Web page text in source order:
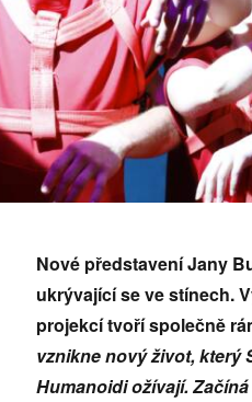
Nové představení Jany
ukrývající se ve stínech.
projekcí tvoří společně
vznikne nový život, který
Humanoidi ožívají.